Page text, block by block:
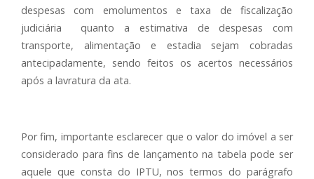
despesas com emolumentos e taxa de fiscalização
judiciária quanto a estimativa de despesas com
transporte, alimentação e estadia sejam cobradas
antecipadamente, sendo feitos os acertos necessários
após a lavratura da ata.
Por fim, importante esclarecer que o valor do imóvel a ser
considerado para fins de lançamento na tabela pode ser
aquele que consta do IPTU, nos termos do parágrafo